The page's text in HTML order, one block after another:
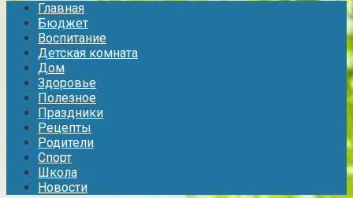
Главная
Бюджет
Воспитание
Детская комната
Дом
Здоровье
Полезное
Праздники
Рецепты
Родители
Спорт
Школа
Новости